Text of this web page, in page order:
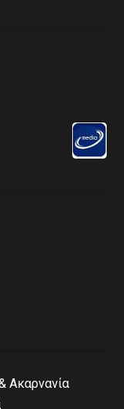
Ακαρνανία